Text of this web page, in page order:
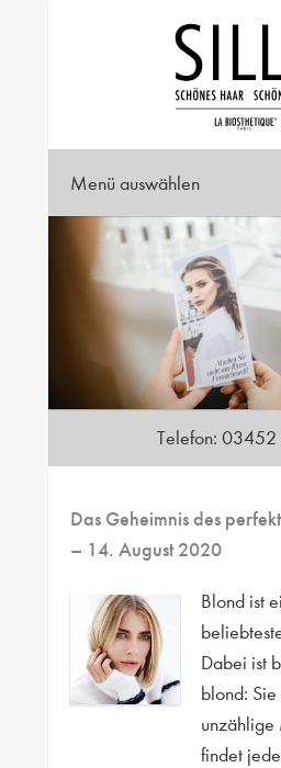
Menü auswählen
Telefon: 03452
Das Geheimnis des
– 14. August 2020
Blond ist
Dabei ist
blond:
findet